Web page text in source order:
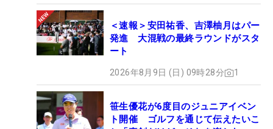
明愛「そうそう。しょうがないけれど、立ち位置も
インタビュアーさんに近い方で、先に聞かれる。で
も、ちーちゃんからしたら話す内容がなくなるよ
ね、って思っているよ」
千怜「そうだね。でもそういうときは同じことを言
っちゃいます」
＜速報＞安田祐香、吉澤柚月はパー
発進 大混戦の最終ラウンドがスタ
ート
2026年8月9日 (日) 09時28分 1
笹生優花が6度目のジュニアイベン
ト開催 ゴルフを通じて伝えたいこ